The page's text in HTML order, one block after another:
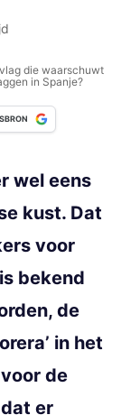
die waarschuwt
in Spanje?
wel eens
kust. Dat
voor
bekend
de
in het
de
er